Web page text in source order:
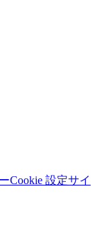
Cookie 設定サイ